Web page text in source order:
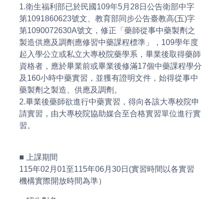
1.衛生福利部已於民國109年5月28日公告衛部中字
第1091860623號文、教育部同步公告臺教高(五)字
第1090072630A號文，修正「藥師從事中藥製劑之
製造供應及調劑應修習中藥課程標準」，109學年度
起入學公立或私立大專校院藥學系，畢業後取得藥師
資格者，應於畢業前或畢業後修滿17個中藥課程學分
及160小時中藥實習，並獲有證明文件，始得從事中
藥製劑之製造、供應及調劑。
2.畢業後藥師欲進行中藥實習，得向各該大專校院申
請實習，由大專校院協助媒合至合格實習單位進行實
習。
■ 上課期間
115年02月01至115年06月30日(實習時間以各實習
機構實際開放時間為準）